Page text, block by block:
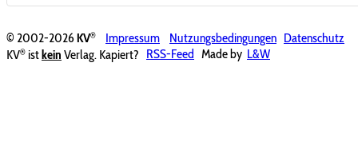
© 2002-2026KV® Impressum Nutzungsbedingungen Datenschutz
KV® istkein Verlag. Kapiert? RSS-Feed Made by L&W